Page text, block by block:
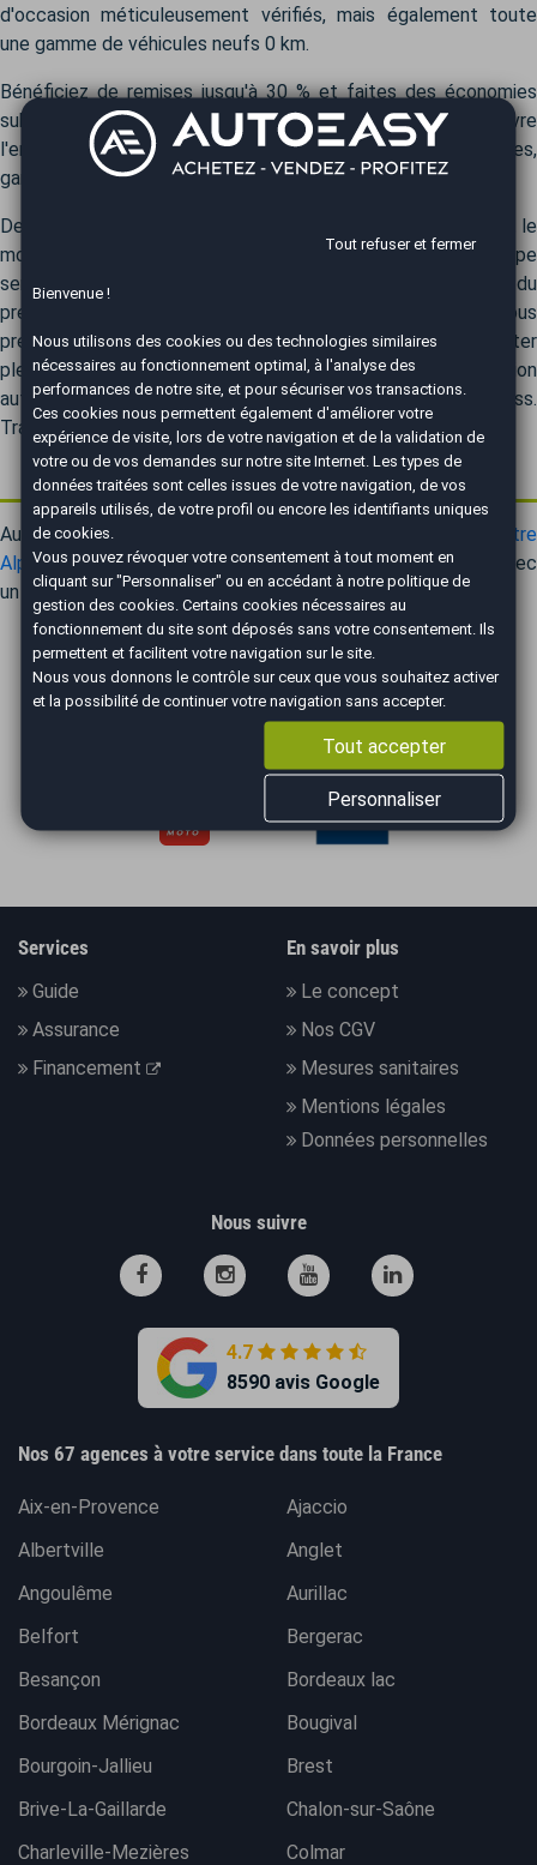
d'occasion méticuleusement vérifiés, mais également toute
une gamme de véhicules neufs 0 km.
Bénéficiez de remises jusqu'à 30 % et faites des économies
substantielles sur votre prochain véhicule. Notre réseau couvre
l'ensemble du territoire national avec plus de 60 agences,
garantissant un service de proximité.
Des conseillers qualifiés vous aideront à trouver précisément le
modèle Alpine A390 correspondant à votre profil. Notre équipe
sera à vos côtés tout au long de votre démarche d'achat, du
premier conseil jusqu'à la finalisation. Chez AutoEasy, nous
prenons en charge toutes les formalités, vous laissant profiter
pleinement de votre nouvelle Alpine A390. L'acquisition
automobile devient une expérience fluide et sans stress.
Transformez votre projet en réalité avec AutoEasy.
Projetez-vous de vendre votre Alpine A390 ?
AutoEasy estime gratuitement la valeur de
reprise de votre
Alpine A390en temps réel. Optez pour un rachat simplifié avec
un accompagnement sur mesure.
ILS PARLENT DE NOUS
Services
Guide
Assurance
Financement
En savoir plus
Le concept
Nos CGV
Mesures sanitaires
Mentions légales
Données personnelles
Nous suivre
4.7
8590 avis Google
Nos 67 agences à votre service dans toute la France
Aix-en-Provence
Ajaccio
Albertville
Anglet
Angoulême
Aurillac
Belfort
Bergerac
Besançon
Bordeaux lac
Bordeaux Mérignac
Bougival
Bourgoin-Jallieu
Brest
Brive-La-Gaillarde
Chalon-sur-Saône
Charleville-Mezières
Colmar
Tout refuser et fermer
Bienvenue !
Nous utilisons des cookies ou des technologies similaires
nécessaires au fonctionnement optimal, à l'analyse des
performances de notre site, et pour sécuriser vos transactions.
Ces cookies nous permettent également d'améliorer votre
expérience de visite, lors de votre navigation et de la validation de
votre ou de vos demandes sur notre site Internet. Les types de
données traitées sont celles issues de votre navigation, de vos
appareils utilisés, de votre profil ou encore les identifiants uniques
de cookies.
Vous pouvez révoquer votre consentement à tout moment en
cliquant sur "Personnaliser" ou en accédant à notrepolitique de
gestion des cookies . Certains cookies nécessaires au
fonctionnement du site sont déposés sans votre consentement. Ils
permettent et facilitent votre navigation sur le site.
Nous vous donnons le contrôle sur ceux que vous souhaitez activer
et la possibilité de continuer votre navigation sans accepter.
Tout accepter
Personnaliser